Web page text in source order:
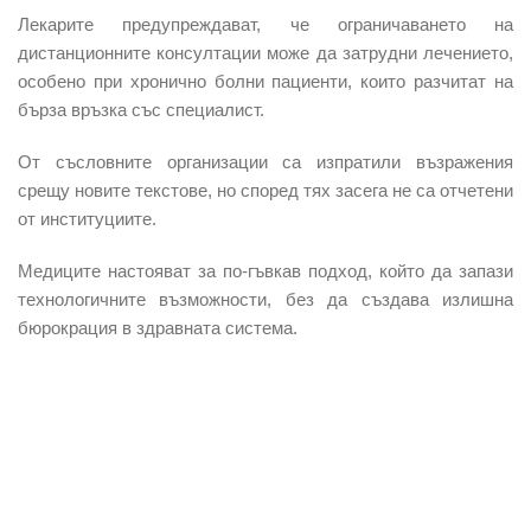
Лекарите предупреждават, че ограничаването на
дистанционните консултации може да затрудни лечението,
особено при хронично болни пациенти, които разчитат на
бърза връзка със специалист.
От съсловните организации са изпратили възражения
срещу новите текстове, но според тях засега не са отчетени
от институциите.
Медиците настояват за по-гъвкав подход, който да запази
технологичните възможности, без да създава излишна
бюрокрация в здравната система.